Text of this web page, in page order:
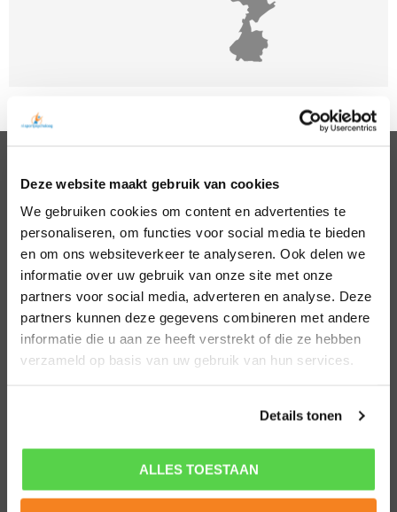
Deze website maakt gebruik van cookies
We gebruiken cookies om content en advertenties te
personaliseren, om functies voor social media te bieden
en om ons websiteverkeer te analyseren. Ook delen we
informatie over uw gebruik van onze site met onze
partners voor social media, adverteren en analyse. Deze
partners kunnen deze gegevens combineren met andere
informatie die u aan ze heeft verstrekt of die ze hebben
verzameld op basis van uw gebruik van hun services.
Details tonen
ALLES TOESTAAN
PSYCHOLOGEN
Noord Holland
Zuid Holland
Noord Brabant
Gelderland
Utrecht
Overijssel
Zeeland
Amsterdam
Almere
Hillegom
Den Bosch
Eindhoven
Den Haag
Leiden
Middelburg
Nijmegen
Roosendaal
Rotterdam
POPULAIRE SPORTEN